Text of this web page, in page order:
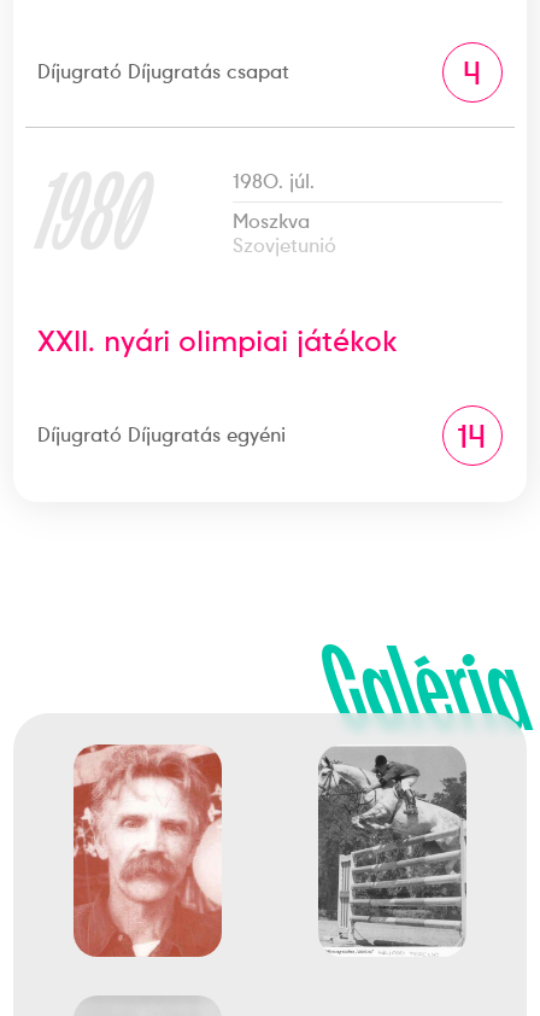
Díjugrató Díjugratás csapat 4
1980
1980. júl.
Moszkva
Szovjetunió
XXII. nyári olimpiai játékok
Díjugrató Díjugratás egyéni 14
Galéria